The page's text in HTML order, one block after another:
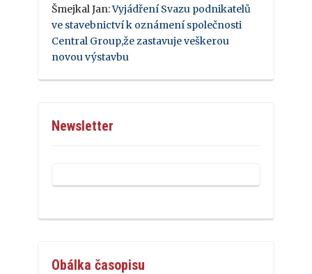
Šmejkal Jan:Vyjádření Svazu podnikatelů
ve stavebnictví k oznámení společnosti
Central Group,že zastavuje veškerou
novou výstavbu
Newsletter
Obálka časopisu